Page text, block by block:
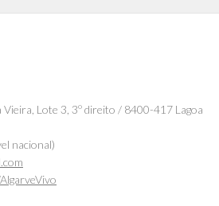
Vieira, Lote 3, 3º direito / 8400-417 Lagoa
nacional)